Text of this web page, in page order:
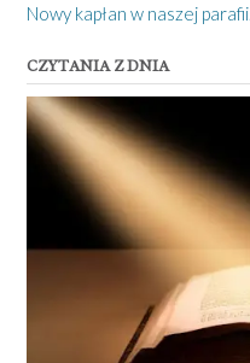
Nowy kapłan w naszej parafii.
CZYTANIA Z DNIA